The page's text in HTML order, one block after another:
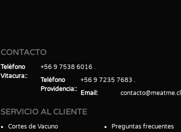
CONTACTO
Teléfono
Vitacura:
+56 9 7538 6016
Teléfono
Providencia:
+56 9 7235 7683
Email
contacto@meatme.cl
SERVICIO AL CLIENTE
Cortes de Vacuno Preguntas frecuentes